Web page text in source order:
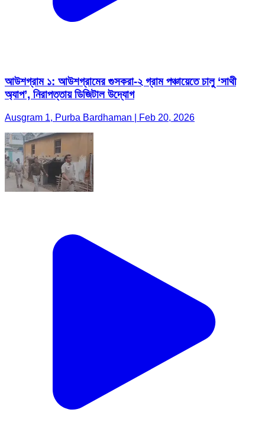
আউশগ্রাম ১: আউশগ্রামের গুসকরা-২ গ্রাম পঞ্চায়েতে চালু ‘সাথী
অ্যাপ’, নিরাপত্তায় ডিজিটাল উদ্যোগ
Ausgram 1, Purba Bardhaman | Feb 20, 2026